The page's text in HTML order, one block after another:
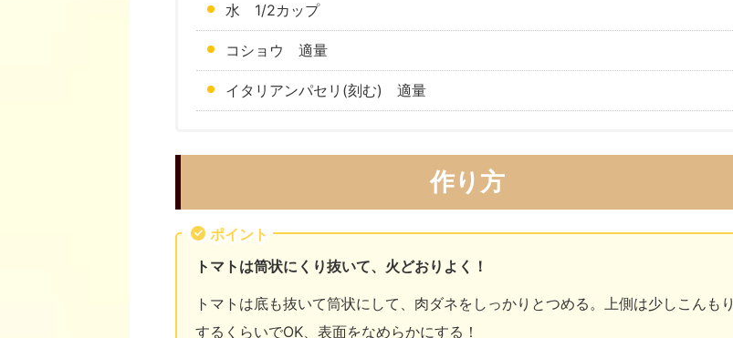
水 1/2カップ
コショウ 適量
イタリアンパセリ(刻む) 適量
作り方
ポイント
トマトは筒状にくり抜いて、火どおりよく！
トマトは底も抜いて筒状にして、肉ダネをしっかりとつめる。上側は少しこんもり
するくらいでOK、表面をなめらかにする！